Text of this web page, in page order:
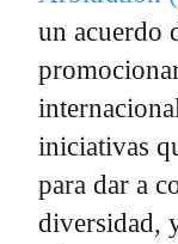
un acuerdo
iniciativas
para dar a
diversidad,